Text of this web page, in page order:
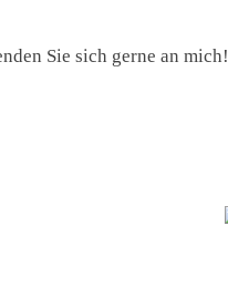
Sie sich gerne an mich!